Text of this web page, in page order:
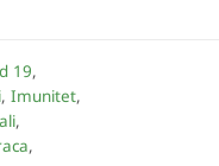
19,
, Imunitet,
,
,